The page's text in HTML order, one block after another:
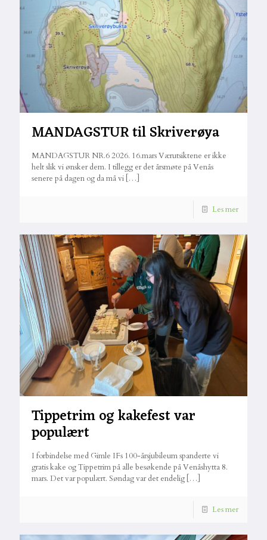
MANDAGSTUR til Skriverøya
MANDAGSTUR NR.6 2026. 16.mars Værutsiktene er ikke
helt slik vi ønsker dem. I tillegg er det årsmøte på Venås
senere på dagen og da må vi […]
Les mer
Tippetrim og kakefest var
populært
I forbindelse med Gimle IFs 100-årsjubileum spanderte vi
gratis kake og Tippetrim på alle besøkende på Venåshytta 8.
mars. Det var populært. Søndag var det endelig […]
Les mer